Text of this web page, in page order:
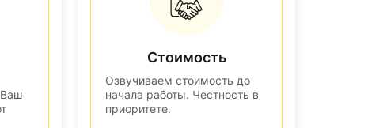
Ваш
Стоимость
Озвучиваем стоимость до
начала работы. Честность в
приоритете.